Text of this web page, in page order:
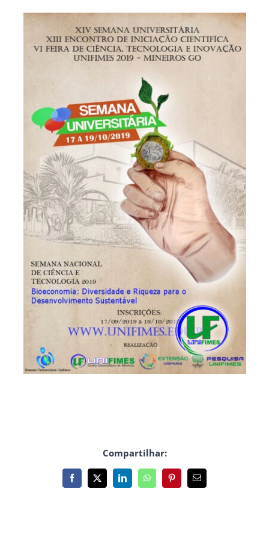
Compartilhar:
Facebook
X LinkedInWhatsAppPinterest
E-
mail